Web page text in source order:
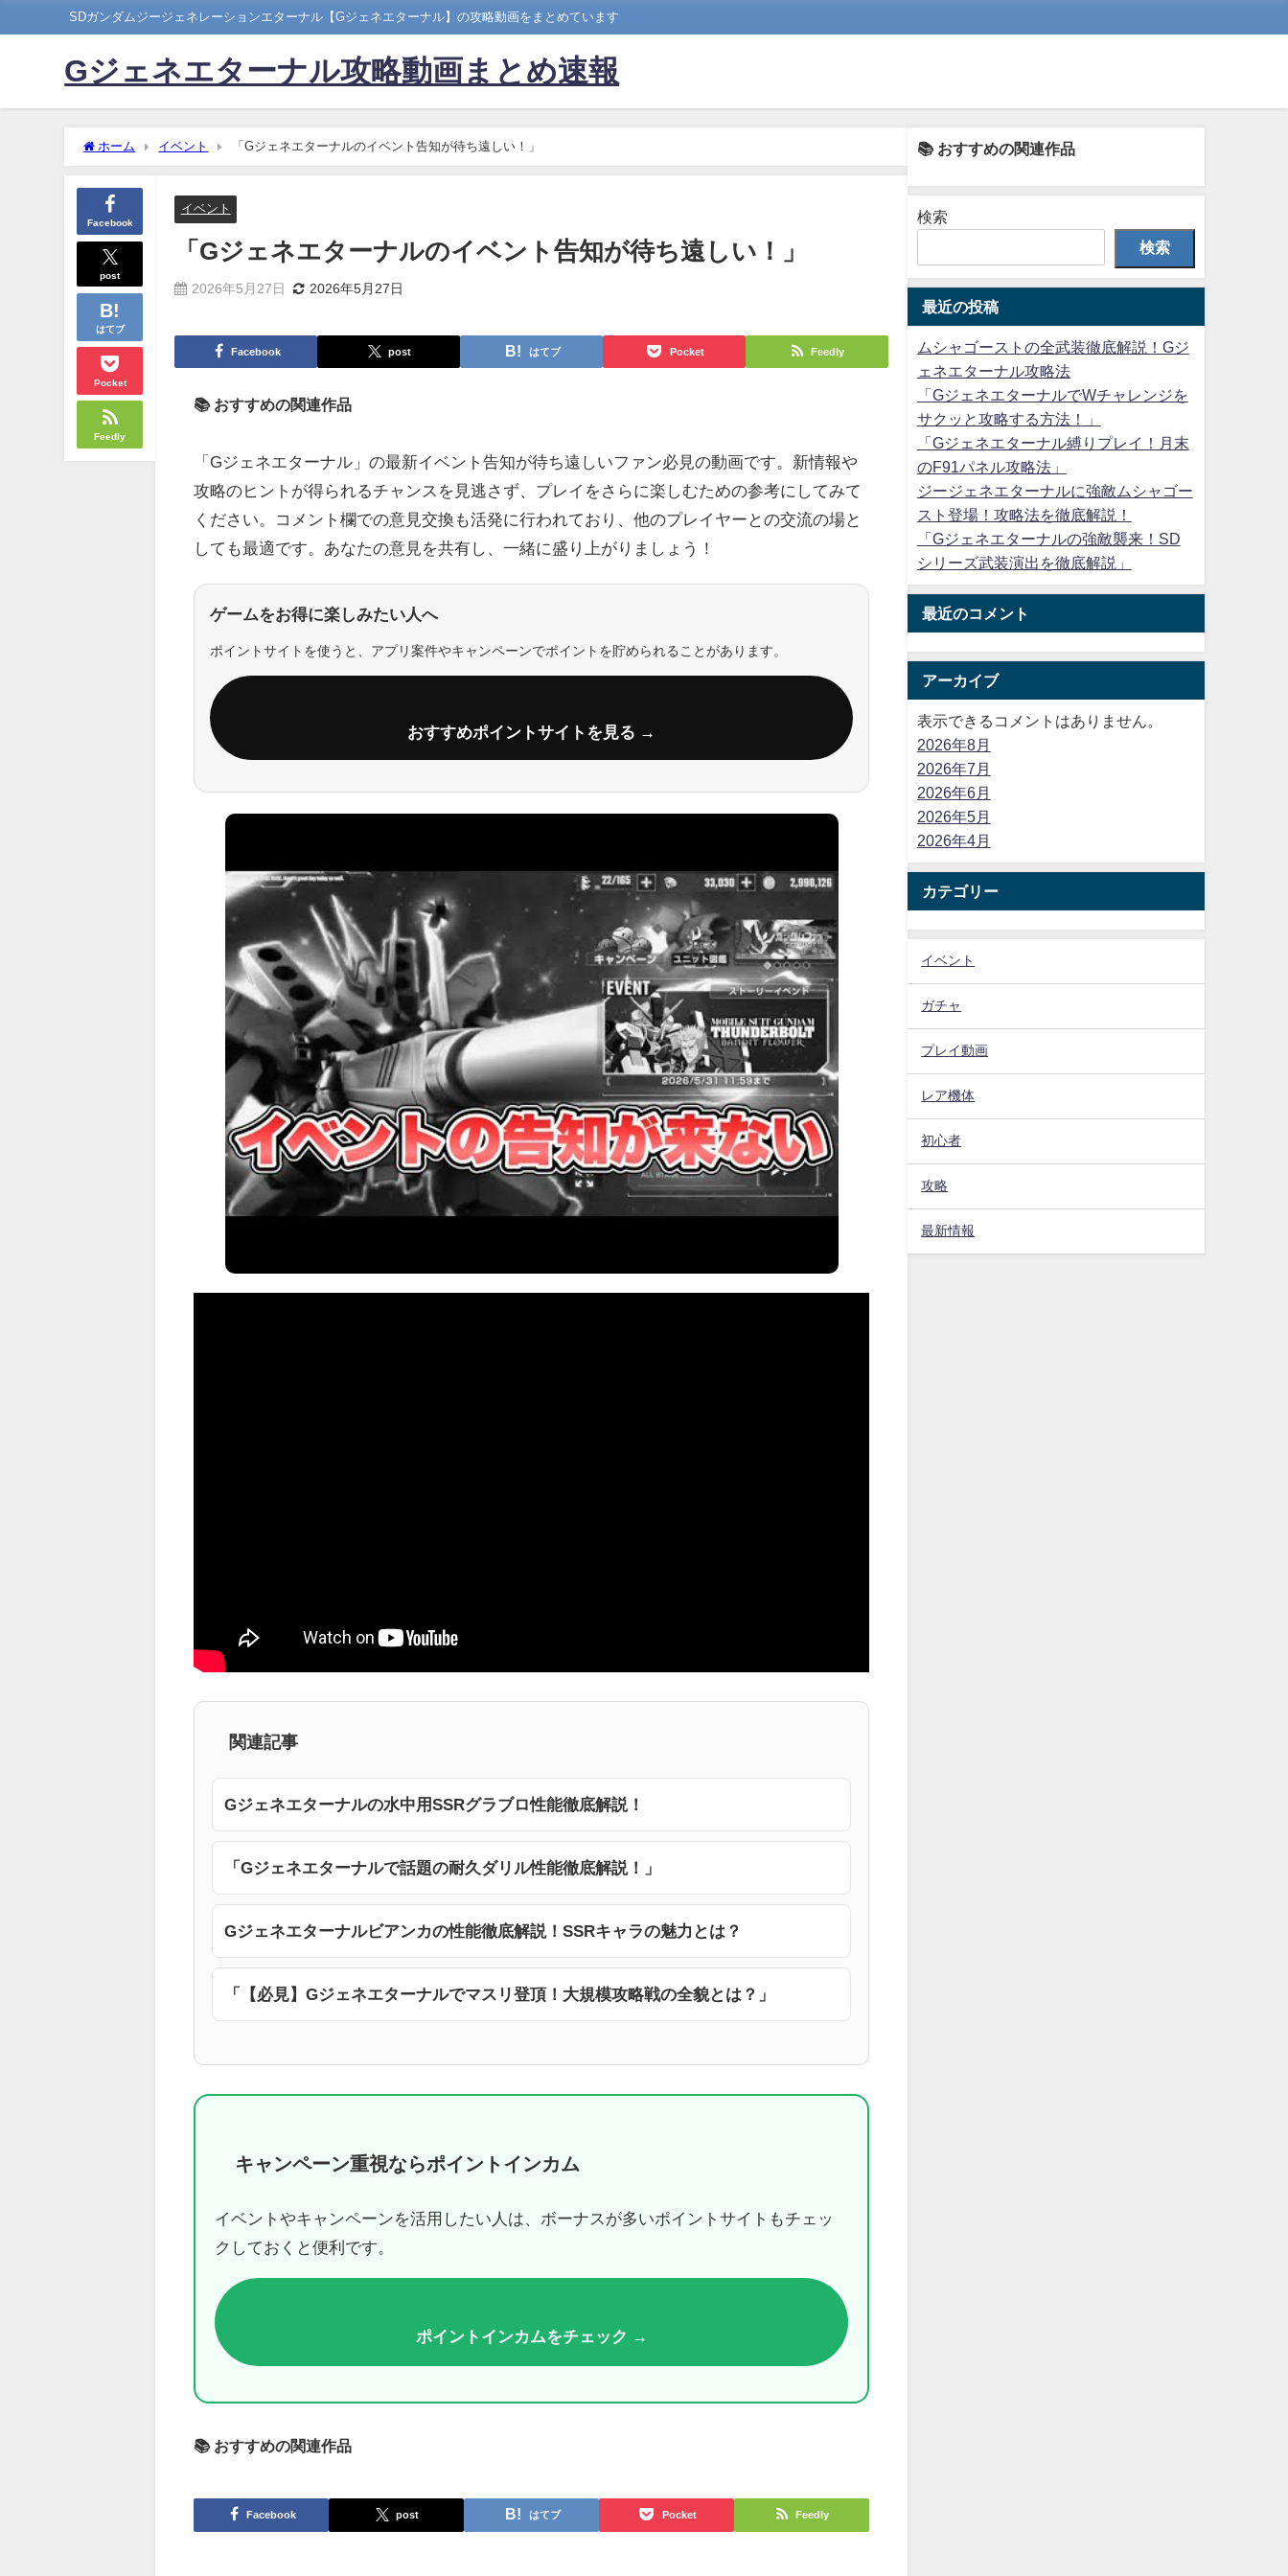
SDガンダムジージェネレーションエターナル【Gジェネエターナル】の攻略動画をまとめています
Gジェネエターナル攻略動画まとめ速報
ホーム イベント 「Gジェネエターナルのイベント告知が待ち遠しい！」
Facebook
post
はてブ
Pocket
Feedly
イベント
「Gジェネエターナルのイベント告知が待ち遠しい！」
2026年5月27日 2026年5月27日
Facebook post はてブ Pocket Feedly
📚 おすすめの関連作品
「Gジェネエターナル」の最新イベント告知が待ち遠しいファン必見の動画です。新情報や
攻略のヒントが得られるチャンスを見逃さず、プレイをさらに楽しむための参考にしてみて
ください。コメント欄での意見交換も活発に行われており、他のプレイヤーとの交流の場と
しても最適です。あなたの意見を共有し、一緒に盛り上がりましょう！
ゲームをお得に楽しみたい人へ
ポイントサイトを使うと、アプリ案件やキャンペーンでポイントを貯められることがあります。
おすすめポイントサイトを見る →
関連記事
Gジェネエターナルの水中用SSRグラブロ性能徹底解説！
「Gジェネエターナルで話題の耐久ダリル性能徹底解説！」
Gジェネエターナルビアンカの性能徹底解説！SSRキャラの魅力とは？
「【必見】Gジェネエターナルでマスリ登頂！大規模攻略戦の全貌とは？」
キャンペーン重視ならポイントインカム
イベントやキャンペーンを活用したい人は、ボーナスが多いポイントサイトもチェッ
クしておくと便利です。
ポイントインカムをチェック →
📚 おすすめの関連作品
Facebook post はてブ Pocket Feedly
📚 おすすめの関連作品
検索
検索
最近の投稿
ムシャゴーストの全武装徹底解説！Gジ
ェネエターナル攻略法
「GジェネエターナルでWチャレンジを
サクッと攻略する方法！」
「Gジェネエターナル縛りプレイ！月末
のF91パネル攻略法」
ジージェネエターナルに強敵ムシャゴー
スト登場！攻略法を徹底解説！
「Gジェネエターナルの強敵襲来！SD
シリーズ武装演出を徹底解説」
最近のコメント
アーカイブ
表示できるコメントはありません。
2026年8月
2026年7月
2026年6月
2026年5月
2026年4月
カテゴリー
イベント
ガチャ
プレイ動画
レア機体
初心者
攻略
最新情報